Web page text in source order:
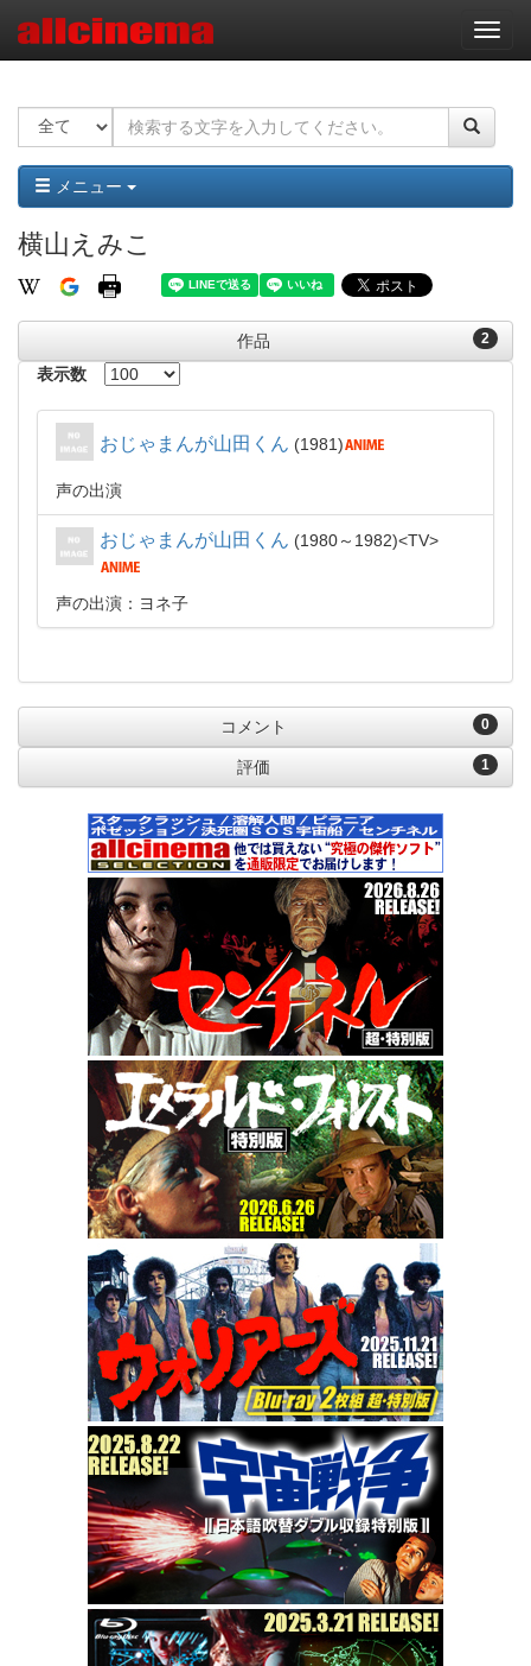
ナ
ビ
ー
ョ
ン
メニュー
横山えみこ
2
作品
表示数
おじゃまんが山田くん 1981
声の出演
おじゃまんが山田くん 1980～1982 TV
声の出演：ヨネ子
0
コメント
1
評価